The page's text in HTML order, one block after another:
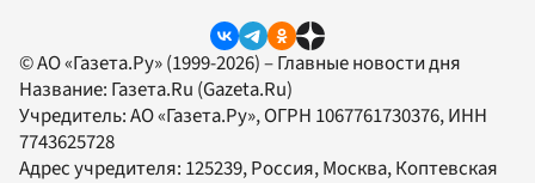
© АО «Газета.Ру» (1999-2026) – Главные новости дня
Название: Газета.Ru (Gazeta.Ru)
Учредитель:АО «Газета.Ру», ОГРН 1067761730376, ИНН
7743625728
Адрес учредителя: 125239, Россия, Москва, Коптевская